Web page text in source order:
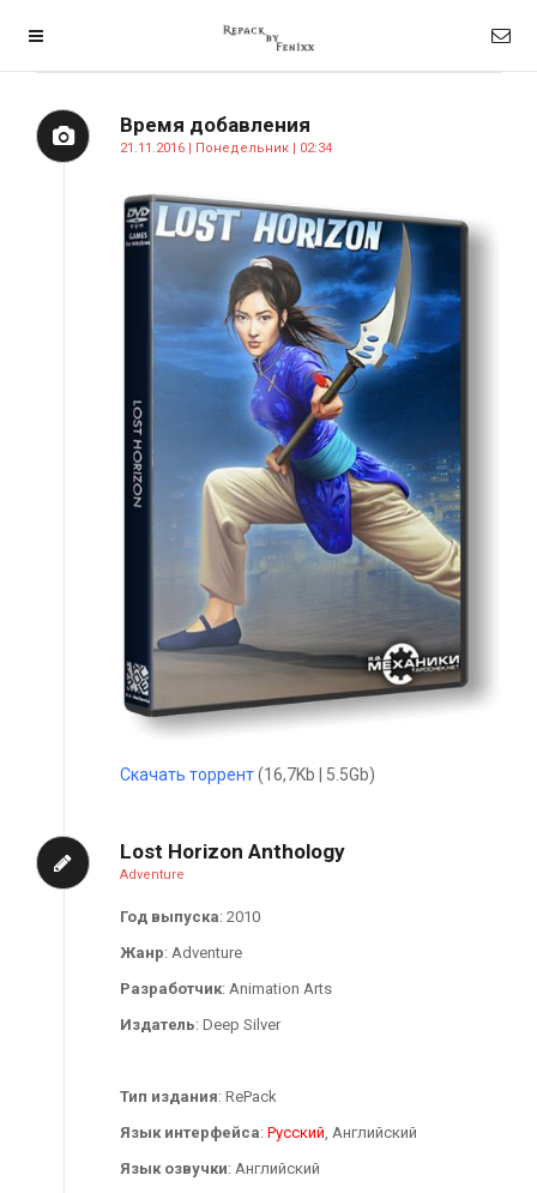
Время добавления
21.11.2016 | Понедельник | 02:34
Скачать торрент(16,7Kb | 5.5Gb)
Lost Horizon Anthology
Adventure
Год выпуска: 2010
Жанр: Adventure
Разработчик: Animation Arts
Издатель: Deep Silver
Тип издания: RePack
Язык интерфейса: Русский , Английский
Язык озвучки: Английский